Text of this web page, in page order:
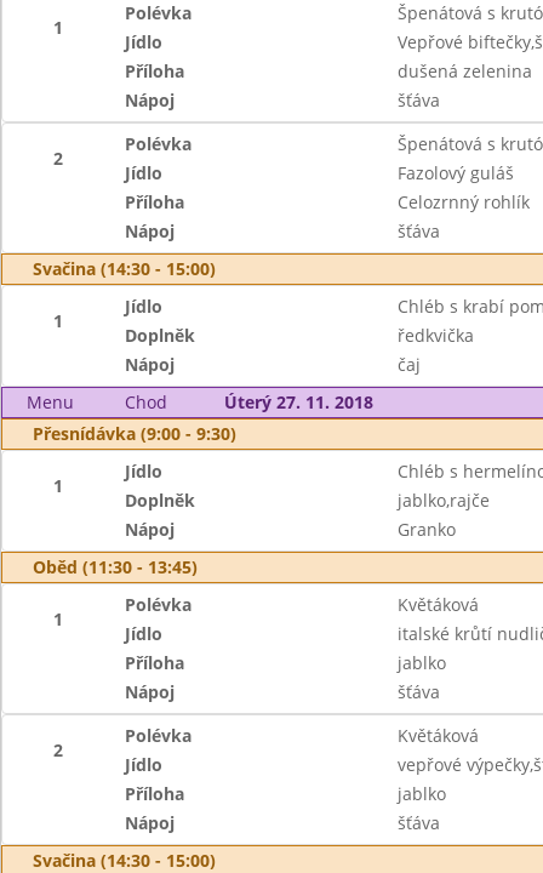
1
Polévka
Špenátová s
Jídlo
Vepřové
Příloha
dušená zelenina
Nápoj
šťáva
2
Polévka
Špenátová s
Jídlo
Fazolový guláš
Příloha
Celozrnný rohlík
Nápoj
šťáva
Svačina (14:30 - 15:00)
1
Jídlo
Chléb s krabí
Doplněk
ředkvička
Nápoj
čaj
Menu
Chod
Úterý 27. 11. 2018
Přesnídávka (9:00 - 9:30)
1
Jídlo
Chléb s
Doplněk
jablko,rajče
Nápoj
Granko
Oběd (11:30 - 13:45)
1
Polévka
Květáková
Jídlo
italské krůtí
Příloha
jablko
Nápoj
šťáva
2
Polévka
Květáková
Jídlo
vepřové
Příloha
jablko
Nápoj
šťáva
Svačina (14:30 - 15:00)